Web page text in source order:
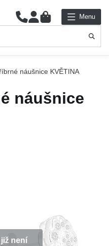
0 Menu
náušnice KVĚTINA
náušnice
není